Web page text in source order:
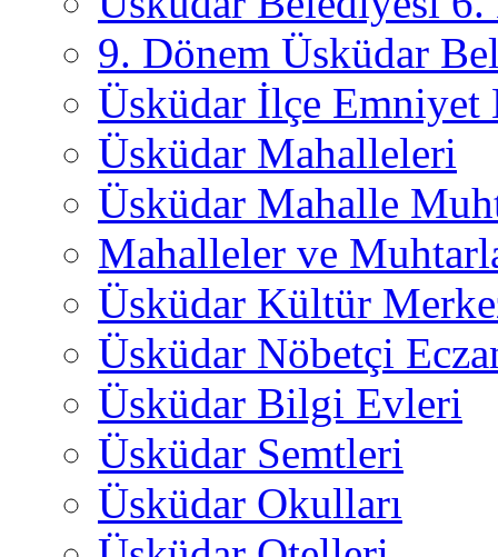
9. Dönem Üsküdar
Üsküdar İlçe
Üsküdar Mahalleleri
Üsküdar Mahalle
Mahalleler ve
Üsküdar Kültür
Üsküdar Nöbetçi
Üsküdar Bilgi Evleri
Üsküdar Semtleri
Üsküdar Okulları